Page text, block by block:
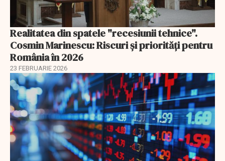
Realitatea din spatele "recesiunii tehnice".
Cosmin Marinescu: Riscuri și priorități pentru
România în 2026
23 FEBRUARIE 2026